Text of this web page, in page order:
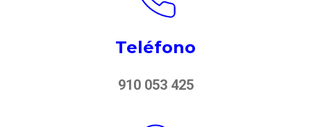
Teléfono
910 053 425